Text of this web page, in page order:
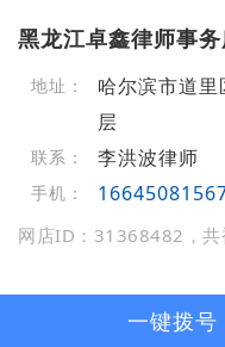
黑龙江卓鑫律师事
地址：
哈尔滨市道
层
联系： 李洪波律师
手机：
网店ID：31368482，
一键拨号